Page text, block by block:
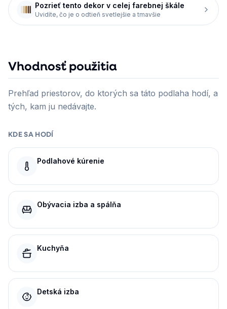
Pozrieť tento dekor v celej farebnej škále
Uvidíte, čo je o odtieň svetlejšie a tmavšie
Vhodnosť použitia
Prehľad priestorov, do ktorých sa táto podlaha hodí, a
tých, kam ju nedávajte.
KDE SA HODÍ
Podlahové kúrenie
Obývacia izba a spálňa
Kuchyňa
Detská izba